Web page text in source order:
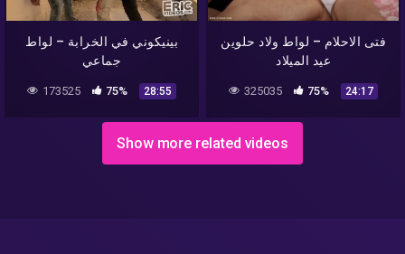
بينيكوني في الخرابة – لواط
جماعي
173525 75% 28:55
فتى الاحلام – لواط ولاد حلوين
عيد الميلاد
325035 75% 24:17
Show more related videos